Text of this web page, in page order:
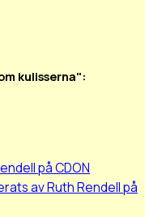
kulisserna":
på CDON
av Ruth Rendell på